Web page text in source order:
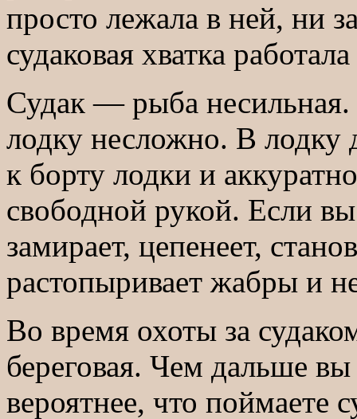
просто лежала в ней, ни
судаковая хватка
Судак — рыба несильная.
лодку несложно. В лодку
к борту лодки и
свободной рукой. Если
замирает, цепенеет,
растопыривает жабры и
Во время охоты за
береговая. Чем дальше вы
вероятнее, что поймаете